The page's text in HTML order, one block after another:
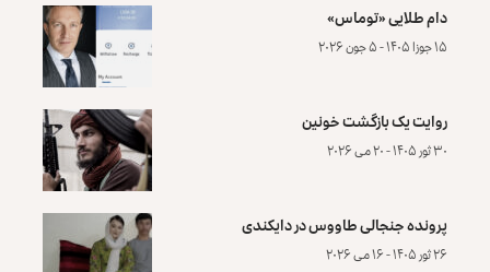
دام طلایی «توماس»
۱۵ جوزا ۱۴۰۵ - ۵ جون ۲۰۲۶
روایت یک بازگشت خونین
۳۰ ثور ۱۴۰۵ - ۲۰ می ۲۰۲۶
پرونده‌ جنجالی طاووس در دایکندی
۲۶ ثور ۱۴۰۵ - ۱۶ می ۲۰۲۶